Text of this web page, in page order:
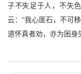
子不失足于人，不失
云：“我心匪石，不可
道怀真者劝，亦为困身